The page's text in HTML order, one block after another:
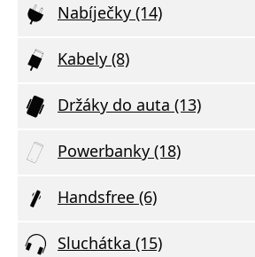
Nabíječky (14)
Kabely (8)
Držáky do auta (13)
Powerbanky (18)
Handsfree (6)
Sluchátka (15)